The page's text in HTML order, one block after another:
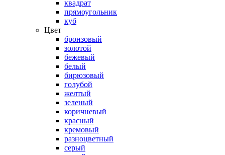
квадрат
прямоугольник
куб
Цвет
бронзовый
золотой
бежевый
белый
бирюзовый
голубой
желтый
зеленый
коричневый
красный
кремовый
разноцветный
серый